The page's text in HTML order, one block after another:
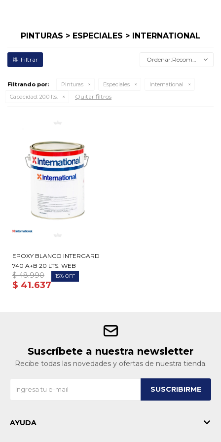
PINTURAS > ESPECIALES > INTERNATIONAL
Recomendados
Filtrando por: Pinturas Especiales
International
Capacidad: 20.0 lts. Quitar filtros
EPOXY BLANCO INTERGARD
740 A+B 20 LTS. WEB
$ 41.637
$ 48.990 15
Suscríbete a nuestra newsletter
Recibe todas las novedades y ofertas de nuestra tienda.
SUSCRIBIRME
AYUDA